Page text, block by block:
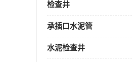
检查井
承插口水泥管
水泥检查井